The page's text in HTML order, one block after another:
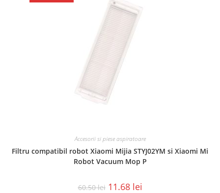
Accesorii si piese aspiratoare
Filtru compatibil robot Xiaomi Mijia STYJ02YM si Xiaomi Mi
Robot Vacuum Mop P
60.50lei 11.68 lei